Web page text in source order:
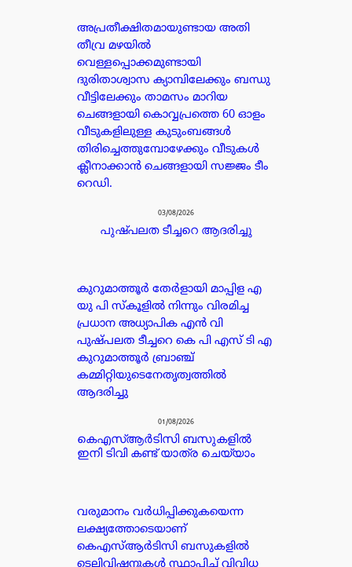
അപ്രതീക്ഷിതമായുണ്ടായ അതി
തീവ്ര മഴയിൽ
വെള്ളപ്പൊക്കമുണ്ടായി
ദുരിതാശ്വാസ ക്യാമ്പിലേക്കും ബന്ധു
വീട്ടിലേക്കും താമസം മാറിയ
ചെങ്ങളായി കൊവ്വപ്രത്തെ 60 ഓളം
വീടുകളിലുള്ള കുടുംബങ്ങൾ
തിരിച്ചെത്തുമ്പോഴേക്കും വീടുകൾ
ക്ലീനാക്കാൻ ചെങ്ങളായി സജ്ജം ടീം
റെഡി.
03/08/2026
പുഷ്പലത ടീച്ചറെ ആദരിച്ചു
കുറുമാത്തൂർ തേർളായി മാപ്പിള എ
യു പി സ്കൂളിൽ നിന്നും വിരമിച്ച
പ്രധാന അധ്യാപിക എൻ വി
പുഷ്പലത ടീച്ചറെ കെ പി എസ് ടി എ
കുറുമാത്തൂർ ബ്രാഞ്ച്
കമ്മിറ്റിയുടെനേതൃത്വത്തിൽ
ആദരിച്ചു
01/08/2026
കെഎസ്ആർടിസി ബസുകളിൽ
ഇനി ടിവി കണ്ട് യാത്ര ചെയ്യാം
വരുമാനം വർധിപ്പിക്കുകയെന്ന
ലക്ഷ്യത്തോടെയാണ്
കെഎസ്ആർടിസി ബസുകളിൽ
ടെലിവിഷനുകൾ സ്ഥാപിച്ച് വിവിധ